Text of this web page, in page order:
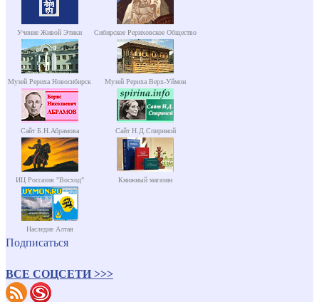
Учение Живой Этики Сибирское Рериховское Общество
Музей Рериха Новосибирск Музей Рериха Верх-Уймон
Сайт Б.Н.Абрамова Сайт Н.Д.Спириной
ИЦ Россазия "Восход" Книжный магазин
Наследие Алтая
Подписаться
ВСЕ СОЦСЕТИ >>>